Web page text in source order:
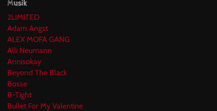
Musik
2LIMITED
Adam Angst
ALEX MOFA GANG
Alli Neumann
Annisokay
Beyond The Black
Bosse
B-Tight
Bullet For My Valentine